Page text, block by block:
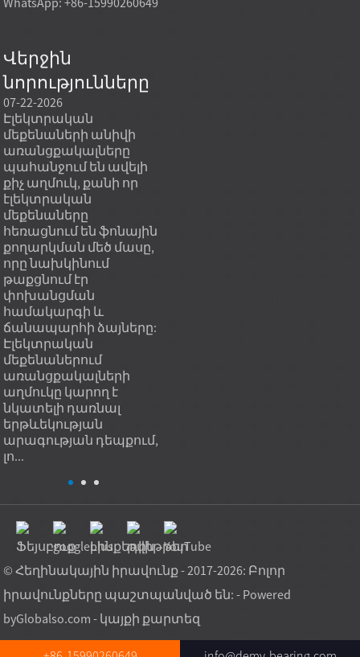
Վերջին
նորությունները
07-22-2026
Էլեկտրական
մեքենաների անիվի
առանցքակալները
պահանջում են ավելի
քիչ աղմուկ, քանի որ
էլեկտրական
մեքենաները
հեռացնում են ֆոնային
քողարկման մեծ մասը,
որը նախկինում
թաքցնում էր
փոխանցման
համակարգի և
ճանապարհի ձայները:
Էլեկտրական
մեքենաներում
առանցքակալների
աղմուկը կարող է
նկատելի դառնալ
երթևեկության
արագության դեպքում,
լո...
© Հեղինակային իրավունք - 2017-2026: Բոլոր
իրավունքները պաշտպանված են: - Powered
byGlobalso.com - կայքի քարտեզ